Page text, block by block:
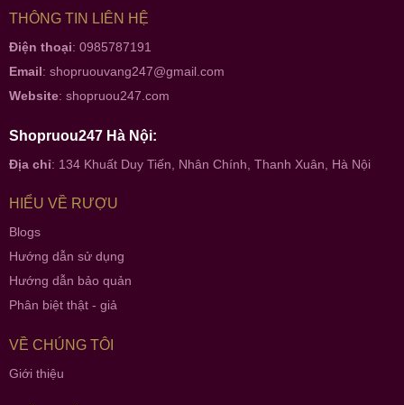
THÔNG TIN LIÊN HỆ
Điện thoại: 0985787191
Email: shopruouvang247@gmail.com
Website: shopruou247.com
Shopruou247 Hà Nội:
Địa chỉ: 134 Khuất Duy Tiến, Nhân Chính, Thanh Xuân, Hà Nội
HIỂU VỀ RƯỢU
Blogs
Hướng dẫn sử dụng
Hướng dẫn bảo quản
Phân biệt thật - giả
VỀ CHÚNG TÔI
Giới thiệu